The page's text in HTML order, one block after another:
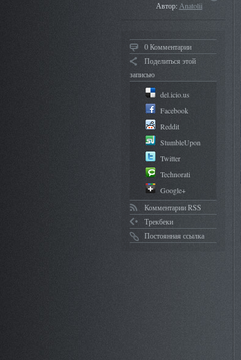
Автор:Anatolii
0 Комментарии
Поделиться этой
записью
del.icio.us
Facebook
Reddit
StumbleUpon
Twitter
Technorati
Google+
Комментарии RSS
Трекбеки
Постоянная ссылка